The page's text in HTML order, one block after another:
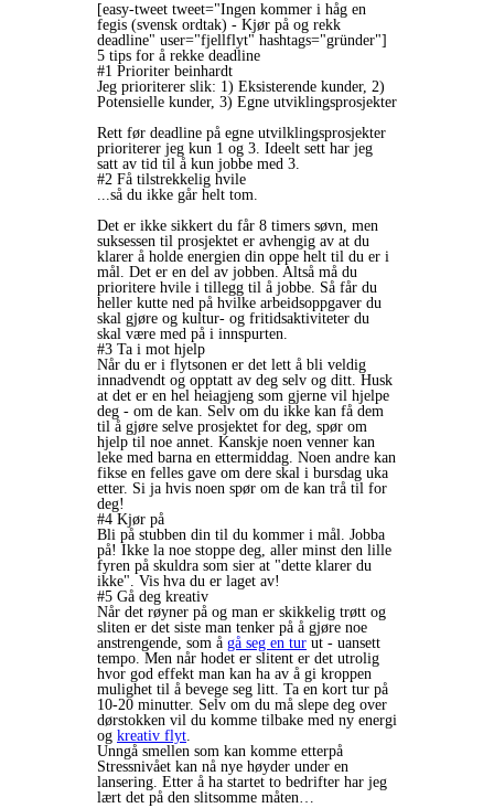
[easy-tweet tweet="Ingen kommer i håg en
fegis (svensk ordtak) - Kjør på og rekk
deadline" user="fjellflyt" hashtags="gründer"]
5 tips for å rekke deadline
#1 Prioriter beinhardt
Jeg prioriterer slik: 1) Eksisterende kunder, 2)
Potensielle kunder, 3) Egne utviklingsprosjekter
Rett før deadline på egne utvilklingsprosjekter
prioriterer jeg kun 1 og 3. Ideelt sett har jeg
satt av tid til å kun jobbe med 3.
#2 Få tilstrekkelig hvile
...så du ikke går helt tom.
Det er ikke sikkert du får 8 timers søvn, men
suksessen til prosjektet er avhengig av at du
klarer å holde energien din oppe helt til du er i
mål. Det er en del av jobben. Altså må du
prioritere hvile i tillegg til å jobbe. Så får du
heller kutte ned på hvilke arbeidsoppgaver du
skal gjøre og kultur- og fritidsaktiviteter du
skal være med på i innspurten.
#3 Ta i mot hjelp
Når du er i flytsonen er det lett å bli veldig
innadvendt og opptatt av deg selv og ditt. Husk
at det er en hel heiagjeng som gjerne vil hjelpe
deg - om de kan. Selv om du ikke kan få dem
til å gjøre selve prosjektet for deg, spør om
hjelp til noe annet. Kanskje noen venner kan
leke med barna en ettermiddag. Noen andre kan
fikse en felles gave om dere skal i bursdag uka
etter. Si ja hvis noen spør om de kan trå til for
deg!
#4 Kjør på
Bli på stubben din til du kommer i mål. Jobba
på! Ikke la noe stoppe deg, aller minst den lille
fyren på skuldra som sier at "dette klarer du
ikke". Vis hva du er laget av!
#5 Gå deg kreativ
Når det røyner på og man er skikkelig trøtt og
sliten er det siste man tenker på å gjøre noe
anstrengende, som å gå seg en tur ut - uansett
tempo. Men når hodet er slitent er det utrolig
hvor god effekt man kan ha av å gi kroppen
mulighet til å bevege seg litt. Ta en kort tur på
10-20 minutter. Selv om du må slepe deg over
dørstokken vil du komme tilbake med ny energi
og kreativ flyt.
Unngå smellen som kan komme etterpå
Stressnivået kan nå nye høyder under en
lansering. Etter å ha startet to bedrifter har jeg
lært det på den slitsomme måten…